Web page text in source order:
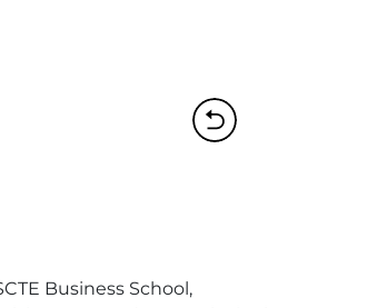
Business School,